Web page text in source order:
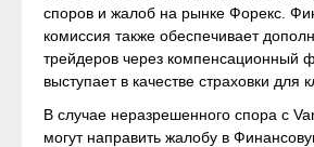
споров и жалоб на рынке Форекс.
комиссия также обеспечивает
трейдеров через компенсационный
выступает в качестве страховки для
В случае неразрешенного спора с
могут направить жалобу в